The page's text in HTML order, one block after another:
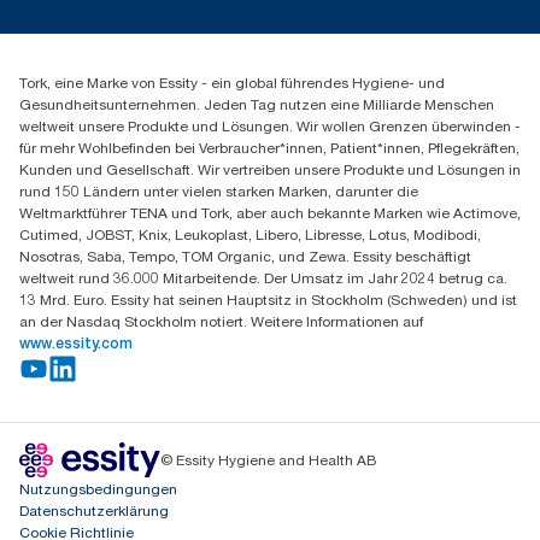
Produktreklamation
Spenderreklamation
+49 (0)621/778 4700
Essity Professional Hygiene Germany GmbH
Sandhofer Straße 176
68305 Mannheim
Mo-Do 8:00-16:30 Uhr | Fr 8:00-15:00
Tork, eine Marke von Essity - ein global führendes Hygiene- und
Gesundheitsunternehmen. Jeden Tag nutzen eine Milliarde Menschen
weltweit unsere Produkte und Lösungen. Wir wollen Grenzen überwinden -
für mehr Wohlbefinden bei Verbraucher*innen, Patient*innen, Pflegekräften,
Kunden und Gesellschaft. Wir vertreiben unsere Produkte und Lösungen in
rund 150 Ländern unter vielen starken Marken, darunter die
Weltmarktführer TENA und Tork, aber auch bekannte Marken wie Actimove,
Cutimed, JOBST, Knix, Leukoplast, Libero, Libresse, Lotus, Modibodi,
Nosotras, Saba, Tempo, TOM Organic, und Zewa. Essity beschäftigt
weltweit rund 36.000 Mitarbeitende. Der Umsatz im Jahr 2024 betrug ca.
13 Mrd. Euro. Essity hat seinen Hauptsitz in Stockholm (Schweden) und ist
an der Nasdaq Stockholm notiert. Weitere Informationen auf
www.essity.com
© Essity Hygiene and Health AB
Nutzungsbedingungen
Datenschutzerklärung
Cookie Richtlinie